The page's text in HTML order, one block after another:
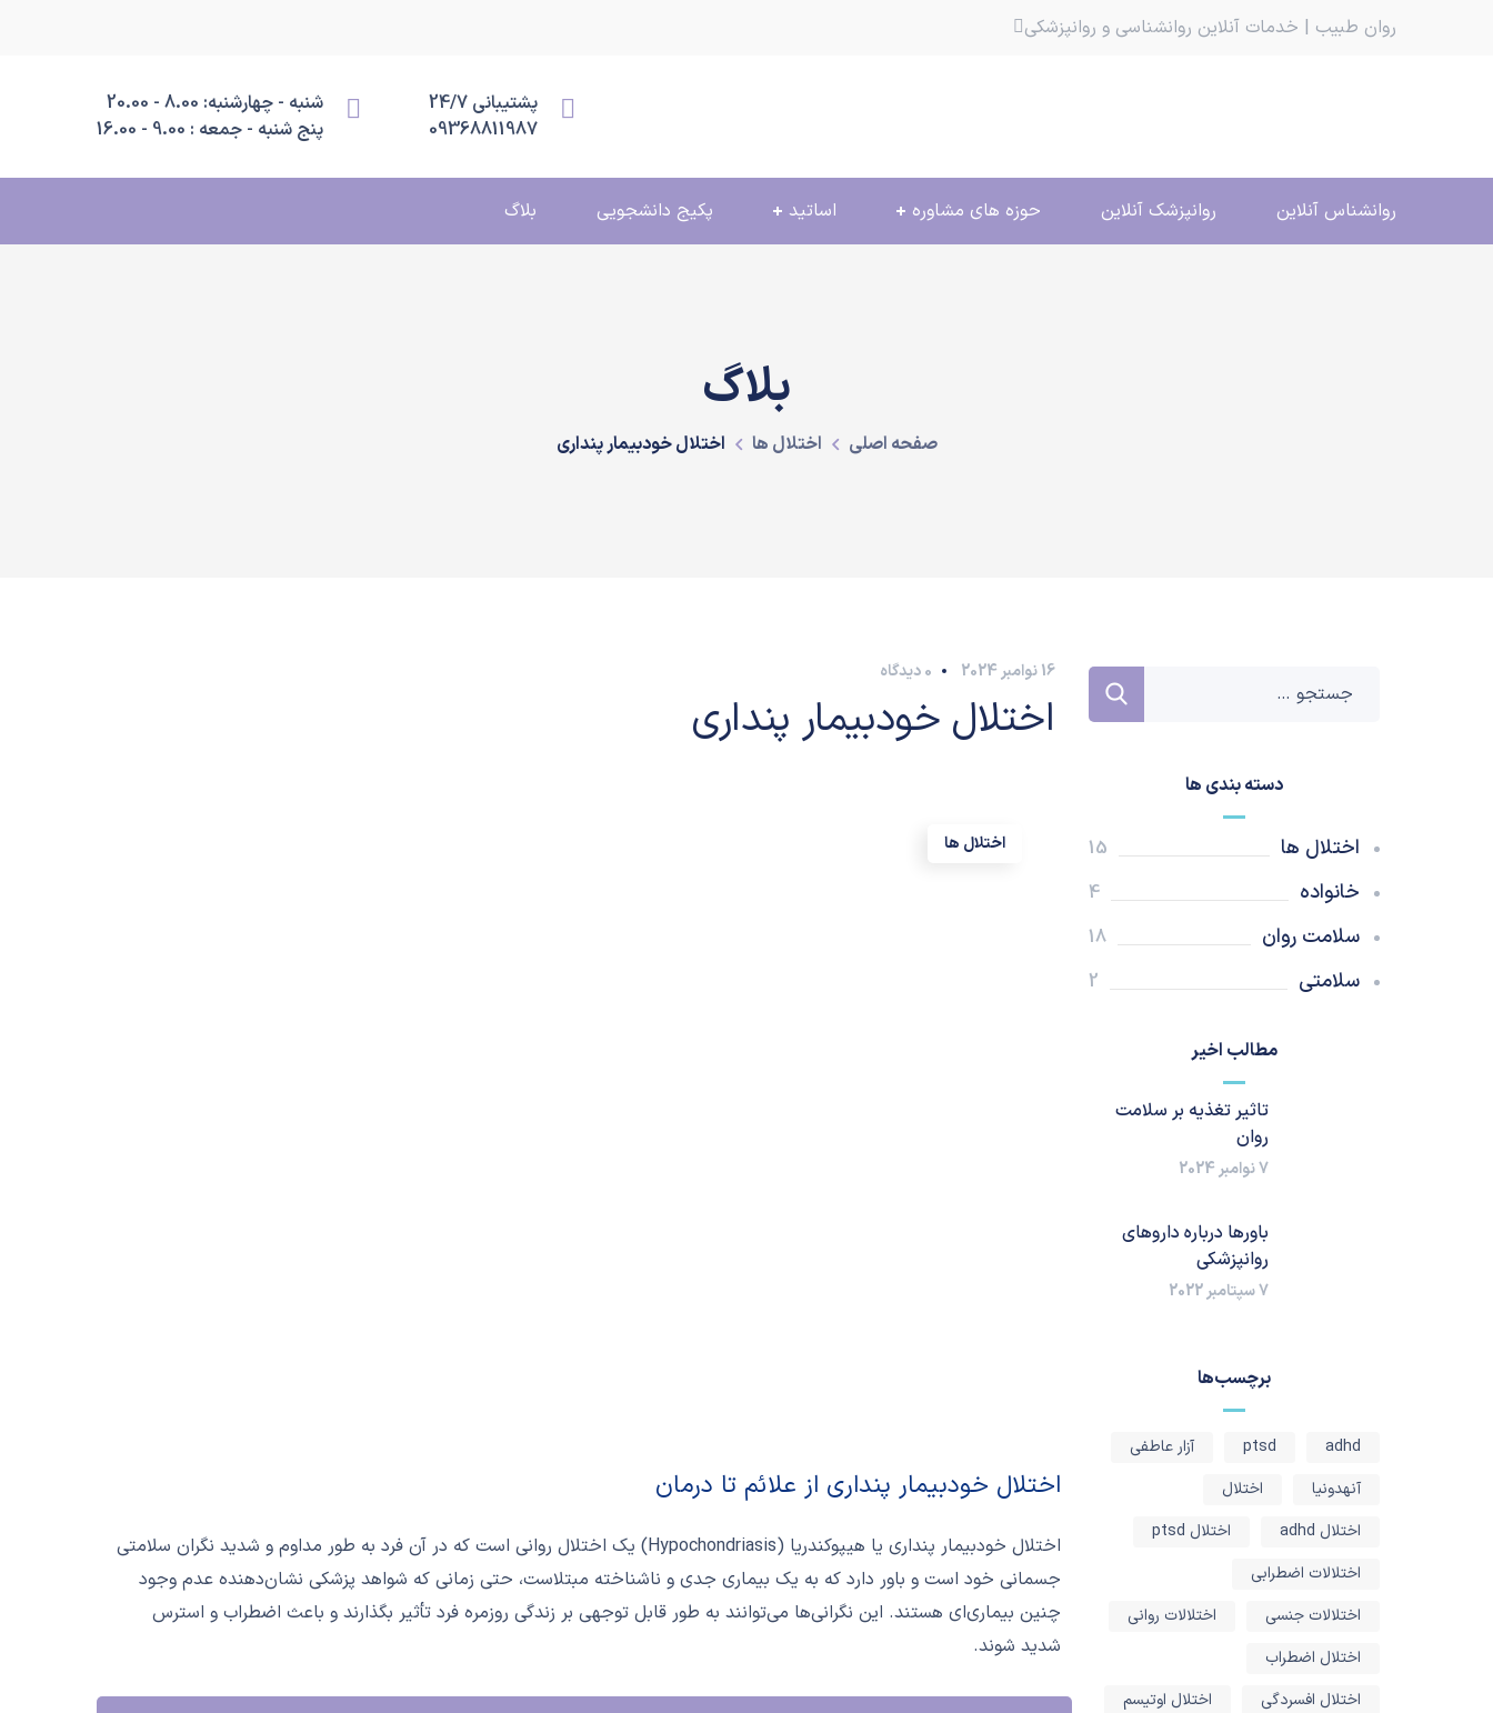
روان طبیب | خدمات آنلاین روانشناسی و روانپزشکی
پشتیبانی 24/7
09368811987
شنبه - چهارشنبه: 8.00 - 20.00
پنج شنبه - جمعه : 9.00 - 16.00
روانشناس آنلاین روانپزشک آنلاین حوزه های مشاوره اساتید پکیج دانشجویی بلاگ
بلاگ
صفحه اصلی اختلال ها اختلال خودبیمار پنداری
16 نوامبر 2024 0 دیدگاه
اختلال خودبیمار پنداری
اختلال ها
اختلال خودبیمار پنداری از علائم تا درمان
اختلال خودبیمار پنداری یا هیپوکندریا (Hypochondriasis) یک اختلال روانی است که در آن فرد به طور مداوم و شدید نگران سلامتی
جسمانی خود است و باور دارد که به یک بیماری جدی و ناشناخته مبتلاست، حتی زمانی که شواهد پزشکی نشان‌دهنده عدم وجود
چنین بیماری‌ای هستند. این نگرانی‌ها می‌توانند به طور قابل توجهی بر زندگی روزمره فرد تأثیر بگذارند و باعث اضطراب و استرس
شدید شوند.
دسته بندی ها
اختلال ها 15
خانواده 4
سلامت روان 18
سلامتی 2
مطالب اخیر
تاثیر تغذیه بر سلامت
روان
7 نوامبر 2024
باورها درباره داروهای
روانپزشکی
7 سپتامبر 2022
برچسب‌ها
adhd
ptsd
آزار عاطفی
آنهدونیا
اختلال
اختلال adhd
اختلال ptsd
اختلالات اضطرابی
اختلالات جنسی
اختلالات روانی
اختلال اضطراب
اختلال افسردگی
اختلال اوتیسم